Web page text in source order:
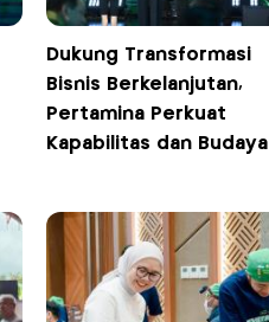
Dukung Transformasi
Bisnis Berkelanjutan,
Pertamina Perkuat
Kapabilitas dan Budaya